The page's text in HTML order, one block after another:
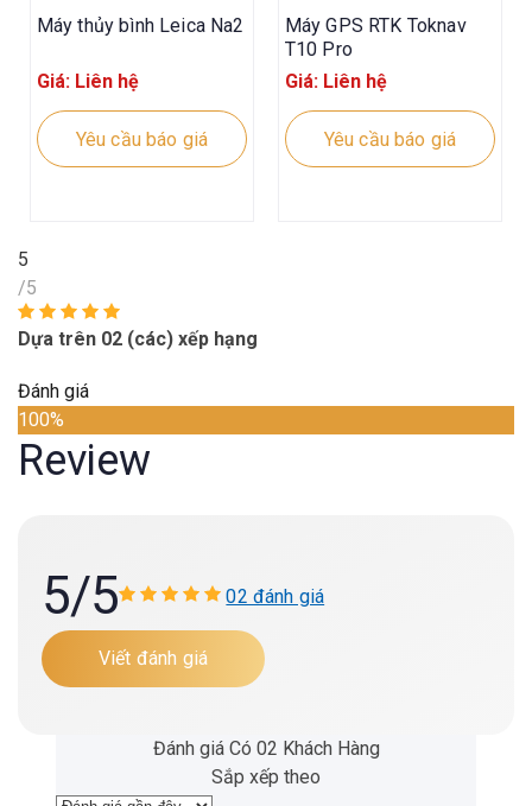
Máy thủy bình Leica Na2
Giá: Liên hệ
Yêu cầu báo giá
Máy GPS RTK Toknav
T10 Pro
Giá: Liên hệ
Yêu cầu báo giá
5
/5
Dựa trên 02 (các) xếp hạng
Đánh giá
100%
Review
5/5 02 đánh giá
Viết đánh giá
Đánh giá Có 02 Khách Hàng
Sắp xếp theo